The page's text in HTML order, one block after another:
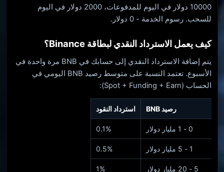
10000 دولار في اليوم للمدفوعات، 2000 دولار في اليوم
للسحب. رسوم الخدمة - 0 دولار.
كيف يعمل الاسترداد النقدي لبطاقة Binance؟
يتم إضافة الاسترداد النقدي إلى حسابك في BNB مرة واحدة في
الأسبوع. تعتمد النسبة على متوسط ​​رصيد BNB اليومي في
الحساب (Spot + Funding + Earn):
رصيد BNB استرداد النقود
0 - 1 مليار دولار 0.1%
1 - 5 مليار دولار 0.5%
5 - 20 مليار دولار 1%